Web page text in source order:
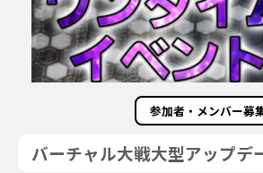
参加者・メンバー募
バーチャル大戦大型アップデ